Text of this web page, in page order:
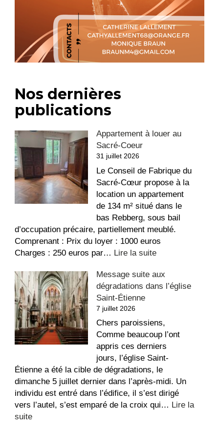
Nos dernières
publications
Appartement à louer au
Sacré-Coeur
31 juillet 2026
Le Conseil de Fabrique du
Sacré-Cœur propose à la
location un appartement
de 134 m² situé dans le
bas Rebberg, sous bail
d’occupation précaire, partiellement meublé.
Comprenant : Prix du loyer : 1000 euros
Charges : 250 euros par… Lire la suite:
à
louer
Coeur
Message suite aux
dégradations dans l’église
Saint-Étienne
7 juillet 2026
Chers paroissiens,
Comme beaucoup l’ont
appris ces derniers
jours, l’église Saint-
Étienne a été la cible de dégradations, le
dimanche 5 juillet dernier dans l’après-midi. Un
individu est entré dans l’édifice, il s’est dirigé
vers l’autel, s’est emparé de la croix qui… Lire la
suite: